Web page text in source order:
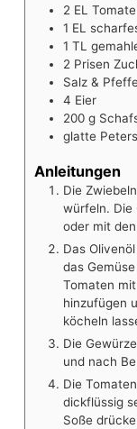
2 EL
1 EL
1 TL
2 Prisen
Salz &
4 Eier
200 g
glatte
Anleitungen
Die
würfeln. Die
oder mit
Das
das
Tomaten
hinzufügen
köcheln
Die
und nach
Die
dickflüssig
Soße